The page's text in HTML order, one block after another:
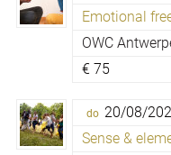
Emotional
OWC
€ 75
do 20/08/